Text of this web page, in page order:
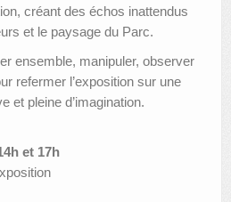
créant des échos inattendus
et le paysage du Parc.
ensemble, manipuler, observer
refermer l’exposition sur une
et pleine d’imagination.
et 17h